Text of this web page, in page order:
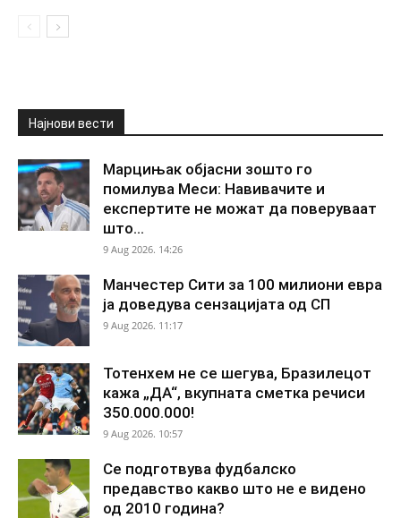
Најнови вести
Марцињак објасни зошто го
помилува Меси: Навивачите и
експертите не можат да поверуваат
што...
9 Aug 2026. 14:26
Манчестер Сити за 100 милиони евра
ја доведува сензацијата од СП
9 Aug 2026. 11:17
Тотенхем не се шегува, Бразилецот
кажа „ДА“, вкупната сметка речиси
350.000.000!
9 Aug 2026. 10:57
Се подготвува фудбалско
предавство какво што не е видено
од 2010 година?